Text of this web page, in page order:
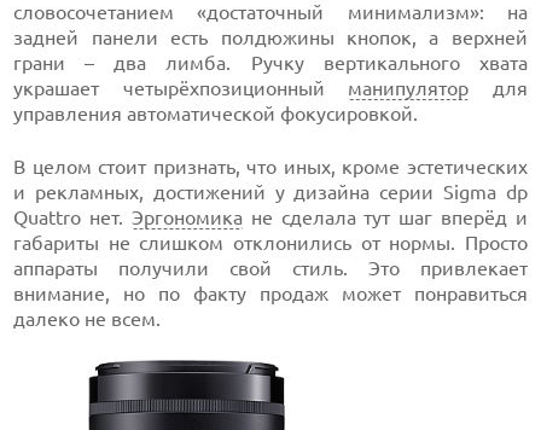
словосочетанием «достаточный минимализм»: на
задней панели есть полдюжины кнопок, а верхней
грани – два лимба. Ручку вертикального хвата
украшает четырёхпозиционный манипулятор для
управления автоматической фокусировкой.
В целом стоит признать, что иных, кроме эстетических
и рекламных, достижений у дизайна серии Sigma dp
Quattro нет. Эргономикане сделала тут шаг вперёд и
габариты не слишком отклонились от нормы. Просто
аппараты получили свой стиль. Это привлекает
внимание, но по факту продаж может понравиться
далеко не всем.